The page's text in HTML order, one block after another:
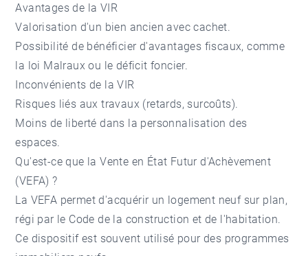
Avantages de la VIR
Valorisation d'un bien ancien avec cachet.
Possibilité de bénéficier d'avantages fiscaux, comme
la loi Malraux ou le déficit foncier.
Inconvénients de la VIR
Risques liés aux travaux (retards, surcoûts).
Moins de liberté dans la personnalisation des
espaces.
Qu'est-ce que la Vente en État Futur d'Achèvement
(VEFA) ?
La VEFA permet d'acquérir un logement neuf sur plan,
régi par le Code de la construction et de l'habitation.
Ce dispositif est souvent utilisé pour des programmes